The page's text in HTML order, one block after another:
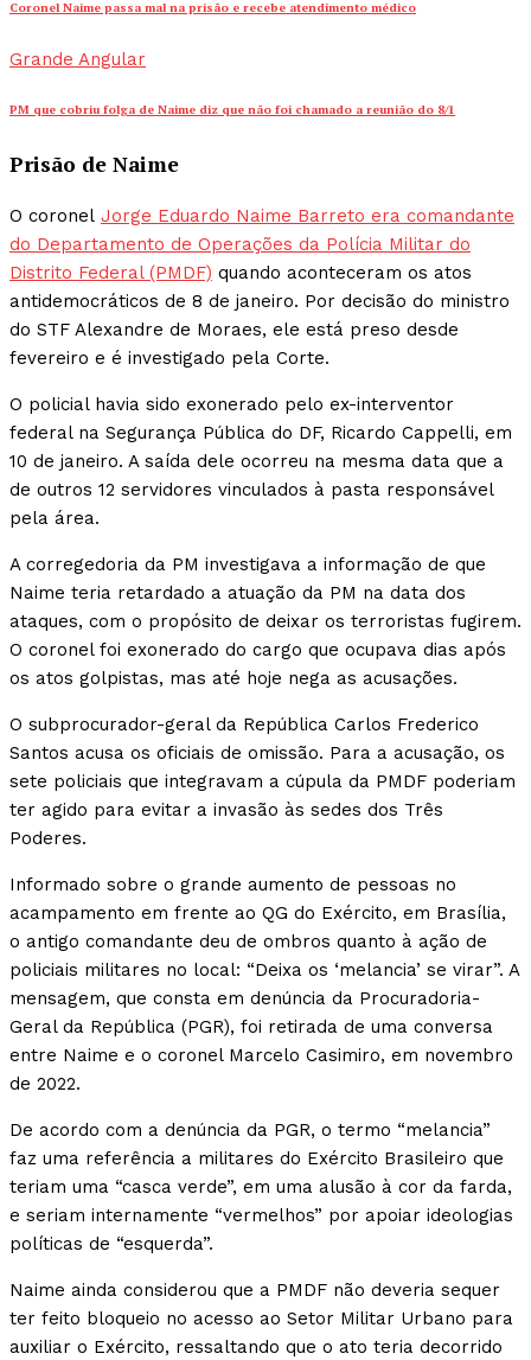
Coronel Naime passa mal na prisão e recebe atendimento médico
Grande Angular
PM que cobriu folga de Naime diz que não foi chamado a reunião do 8/1
Prisão de Naime
O coronel Jorge Eduardo Naime Barreto era comandante
do Departamento de Operações da Polícia Militar do
Distrito Federal (PMDF) quando aconteceram os atos
antidemocráticos de 8 de janeiro. Por decisão do ministro
do STF Alexandre de Moraes, ele está preso desde
fevereiro e é investigado pela Corte.
O policial havia sido exonerado pelo ex-interventor
federal na Segurança Pública do DF, Ricardo Cappelli, em
10 de janeiro. A saída dele ocorreu na mesma data que a
de outros 12 servidores vinculados à pasta responsável
pela área.
A corregedoria da PM investigava a informação de que
Naime teria retardado a atuação da PM na data dos
ataques, com o propósito de deixar os terroristas fugirem.
O coronel foi exonerado do cargo que ocupava dias após
os atos golpistas, mas até hoje nega as acusações.
O subprocurador-geral da República Carlos Frederico
Santos acusa os oficiais de omissão. Para a acusação, os
sete policiais que integravam a cúpula da PMDF poderiam
ter agido para evitar a invasão às sedes dos Três
Poderes.
Informado sobre o grande aumento de pessoas no
acampamento em frente ao QG do Exército, em Brasília,
o antigo comandante deu de ombros quanto à ação de
policiais militares no local: “Deixa os ‘melancia’ se virar”. A
mensagem, que consta em denúncia da Procuradoria-
Geral da República (PGR), foi retirada de uma conversa
entre Naime e o coronel Marcelo Casimiro, em novembro
de 2022.
De acordo com a denúncia da PGR, o termo “melancia”
faz uma referência a militares do Exército Brasileiro que
teriam uma “casca verde”, em uma alusão à cor da farda,
e seriam internamente “vermelhos” por apoiar ideologias
políticas de “esquerda”.
Naime ainda considerou que a PMDF não deveria sequer
ter feito bloqueio no acesso ao Setor Militar Urbano para
auxiliar o Exército, ressaltando que o ato teria decorrido